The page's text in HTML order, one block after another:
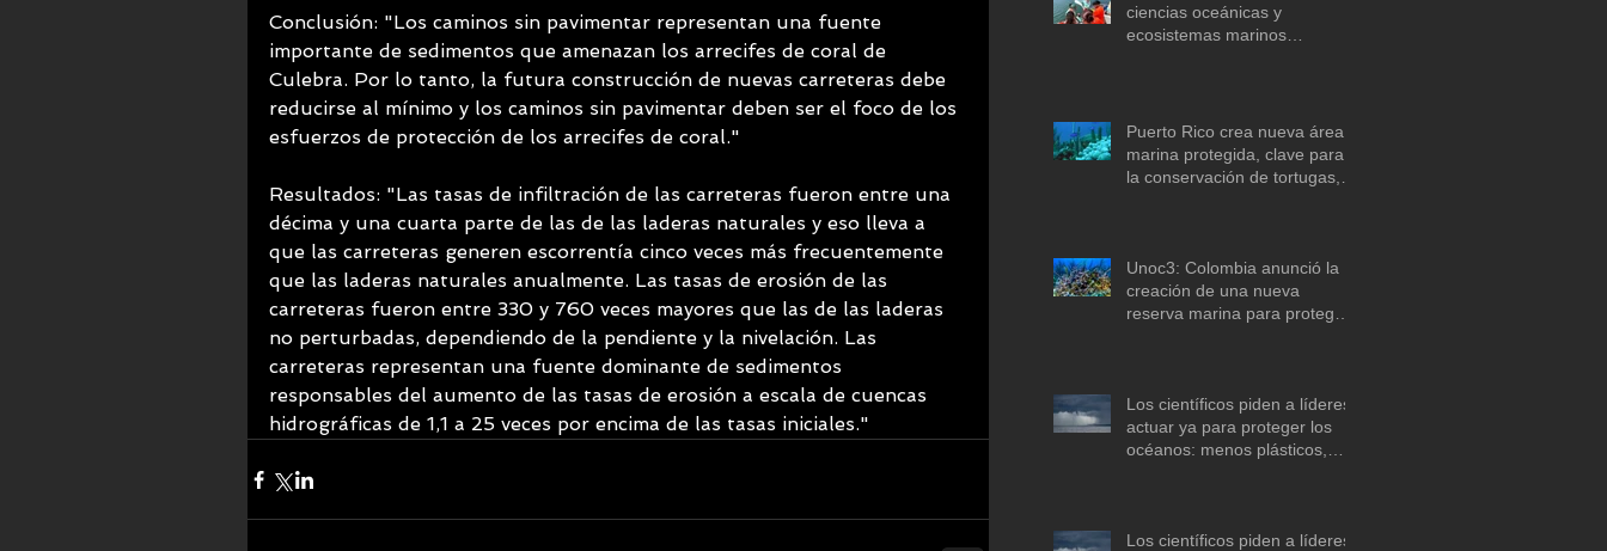
Conclusión: "Los caminos sin pavimentar representan una fuente
importante de sedimentos que amenazan los arrecifes de coral de
Culebra. Por lo tanto, la futura construcción de nuevas carreteras debe
reducirse al mínimo y los caminos sin pavimentar deben ser el foco de los
esfuerzos de protección de los arrecifes de coral."
Resultados: "Las tasas de infiltración de las carreteras fueron entre una
décima y una cuarta parte de las de las laderas naturales y eso lleva a
que las carreteras generen escorrentía cinco veces más frecuentemente
que las laderas naturales anualmente. Las tasas de erosión de las
carreteras fueron entre 330 y 760 veces mayores que las de las laderas
no perturbadas, dependiendo de la pendiente y la nivelación. Las
carreteras representan una fuente dominante de sedimentos
responsables del aumento de las tasas de erosión a escala de cuencas
hidrográficas de 1,1 a 25 veces por encima de las tasas iniciales."
ciencias oceánicas y
ecosistemas marinos
Puerto Rico crea nueva área
marina protegida, clave para
la conservación de tortugas,
Unoc3: Colombia anunció la
creación de una nueva
reserva marina para proteger
Los científicos piden a líderes
actuar ya para proteger los
océanos: menos plásticos,
Los científicos piden a líderes